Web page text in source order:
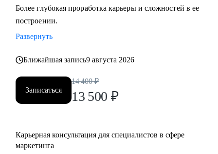
ее достижения (пошаговая дорожная карта)
• Составить план роста до позиции директор по
• Проведу аудит резюме и тестового задания, помогу
сопроводительное письмо, чтобы приглашали в компании
• Проведу репетицию собеседования, помогу
• Построить эффективную команду маркетинга,
оптимизировать процессы внутри отдела маркетинга и
Более глубокая проработка карьеры и сложностей в ее
построении.
Развернуть
Ближайшая запись9 августа 2026
Записаться
14 400 ₽
13 500 ₽
Карьерная консультация для специалистов в сфере
маркетинга